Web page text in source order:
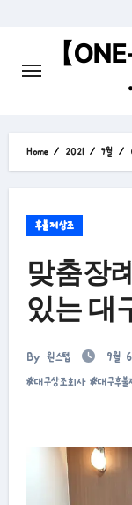
【
Home 2021 9월
후불제상조
맞춤장
있는 대
By 원스텝 9월
#대구상조회사#대구후